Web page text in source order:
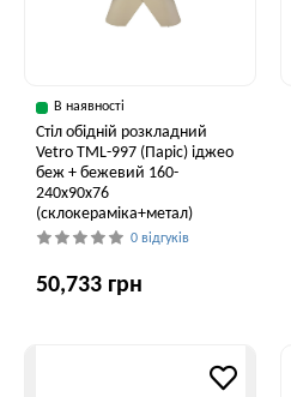
В наявності
Стіл обідній розкладний
Vetro ТМL-997 (Паріс) іджео
беж + бежевий 160-
240x90x76
(склокераміка+метал)
0 відгуків
50,733 грн